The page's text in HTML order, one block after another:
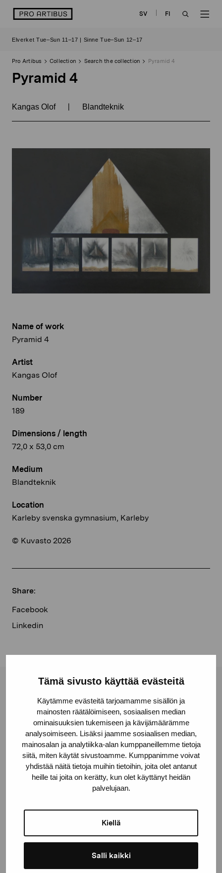
Tämä sivusto käyttää evästeitä
Käytämme evästeitä tarjoamamme sisällön ja
mainosten räätälöimiseen, sosiaalisen median
ominaisuuksien tukemiseen ja kävijämäärämme
analysoimiseen. Lisäksi jaamme sosiaalisen median,
mainosalan ja analytiikka-alan kumppaneillemme tietoja
siitä, miten käytät sivustoamme. Kumppanimme voivat
yhdistää näitä tietoja muihin tietoihin, joita olet antanut
heille tai joita on kerätty, kun olet käyttänyt heidän
palvelujaan.
Kiellä
Salli kaikki
logo SV
FI
Elverket Tue–Sun 11–17 | Sinne Tue–Sun 12–17
Pro Artibus Collection Search the collection Pyramid 4
Pyramid 4
Kangas Olof | Blandteknik
Name of work
Pyramid 4
Artist
Kangas Olof
Number
189
Dimensions / length
72,0 x 53,0 cm
Medium
Blandteknik
Location
Karleby svenska gymnasium, Karleby
© Kuvasto 2026
Share:
Facebook
Linkedin
Gustav Wasas gata 11
10600 Ekenäs
proartibus@proartibus.fi
+358 (0)50 371 6339